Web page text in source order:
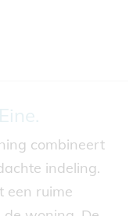
combineert
indeling.
ruime